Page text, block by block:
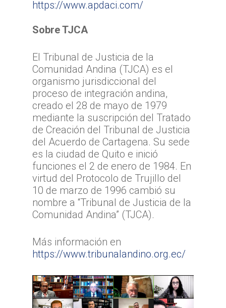
https://www.apdaci.com/
Sobre TJCA
El Tribunal de Justicia de la
Comunidad Andina (TJCA) es el
organismo jurisdiccional del
proceso de integración andina,
creado el 28 de mayo de 1979
mediante la suscripción del Tratado
de Creación del Tribunal de Justicia
del Acuerdo de Cartagena. Su sede
es la ciudad de Quito e inició
funciones el 2 de enero de 1984. En
virtud del Protocolo de Trujillo del
10 de marzo de 1996 cambió su
nombre a “Tribunal de Justicia de la
Comunidad Andina” (TJCA).
Más información en
https://www.tribunalandino.org.ec/